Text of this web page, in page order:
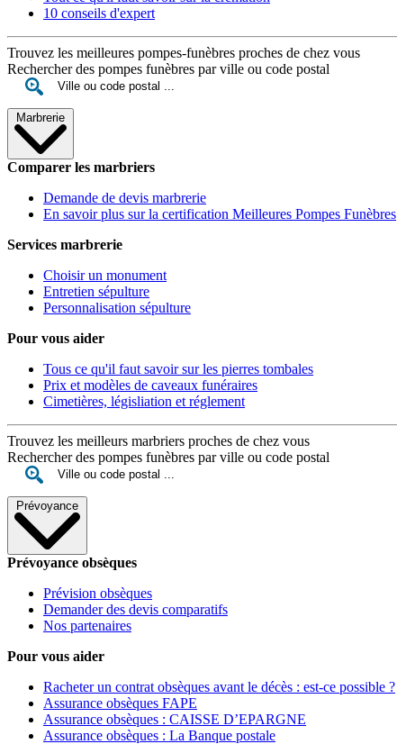
10 conseils d'expert
Trouvez les meilleures pompes-funèbres proches de chez vous
Rechercher des pompes funèbres par ville ou code postal
Marbrerie
Comparer les marbriers
Demande de devis marbrerie
En savoir plus sur la certification Meilleures Pompes Funèbres
Services marbrerie
Choisir un monument
Entretien sépulture
Personnalisation sépulture
Pour vous aider
Tous ce qu'il faut savoir sur les pierres tombales
Prix et modèles de caveaux funéraires
Cimetières, législiation et réglement
Trouvez les meilleurs marbriers proches de chez vous
Rechercher des pompes funèbres par ville ou code postal
Prévoyance
Prévoyance obsèques
Prévision obsèques
Demander des devis comparatifs
Nos partenaires
Pour vous aider
Racheter un contrat obsèques avant le décès : est-ce possible ?
Assurance obsèques FAPE
Assurance obsèques : CAISSE D’EPARGNE
Assurance obsèques : La Banque postale